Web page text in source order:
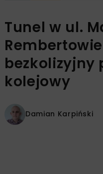
Tunel w ul.
bezkolizyjny
kolejowy
Damian Karpiński